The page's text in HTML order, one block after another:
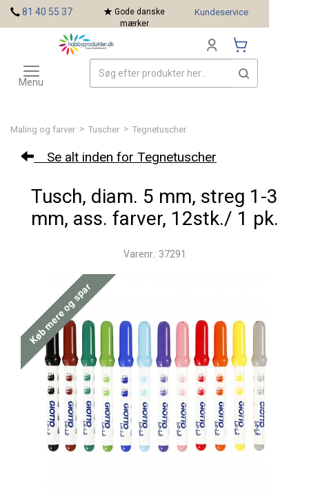
Maling og farver > Tuscher > Tegnetuscher
Se alt inden for Tegnetuscher
Tusch, diam. 5 mm, streg 1-3
mm, ass. farver, 12stk./ 1 pk.
Varenr.: 37291
Køb mere og spar
81 40 55 37
Gode danske
mærker
Kundeservice
Toggle
navigation
Menu
Mærker